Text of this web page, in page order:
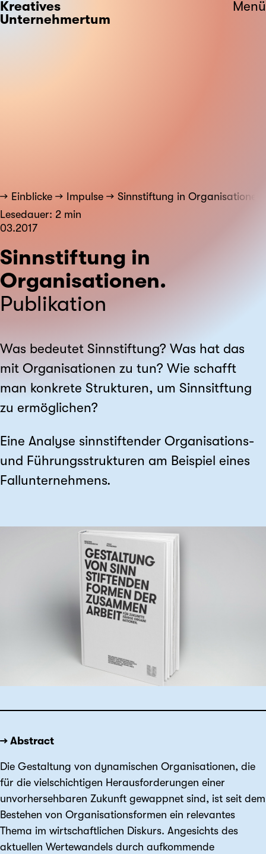
Kreatives
Unternehmertum
Menü
Einblicke Impulse
Sinnstiftung in Organisationen
Lesedauer: 2 min
03.2017
Sinnstiftung in
Organisationen.
Publikation
Was bedeutet Sinnstiftung? Was hat das
mit Organisationen zu tun? Wie schafft
man konkrete Strukturen, um Sinnsitftung
zu ermöglichen?
Eine Analyse sinnstiftender Organisations-
und Führungsstrukturen am Beispiel eines
Fallunternehmens.
→ Abstract
Die Gestaltung von dynamischen Organisationen, die
für die vielschichtigen Herausforderungen einer
unvorhersehbaren Zukunft gewappnet sind, ist seit dem
Bestehen von Organisationsformen ein relevantes
Thema im wirtschaftlichen Diskurs. Angesichts des
aktuellen Wertewandels durch aufkommende